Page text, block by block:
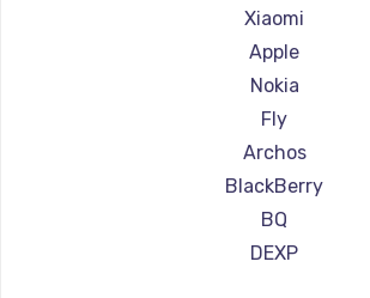
Ремонт смартфонов
Ремонт смартфонов
Ремонт смартфонов
Ремонт смартфонов
Ремонт смартфонов
Ремонт смартфонов
Ремонт смартфонов
Ремонт смартфонов Tp-
Xiaomi
Apple
Nokia
Fly
Archos
BlackBerry
BQ
DEXP